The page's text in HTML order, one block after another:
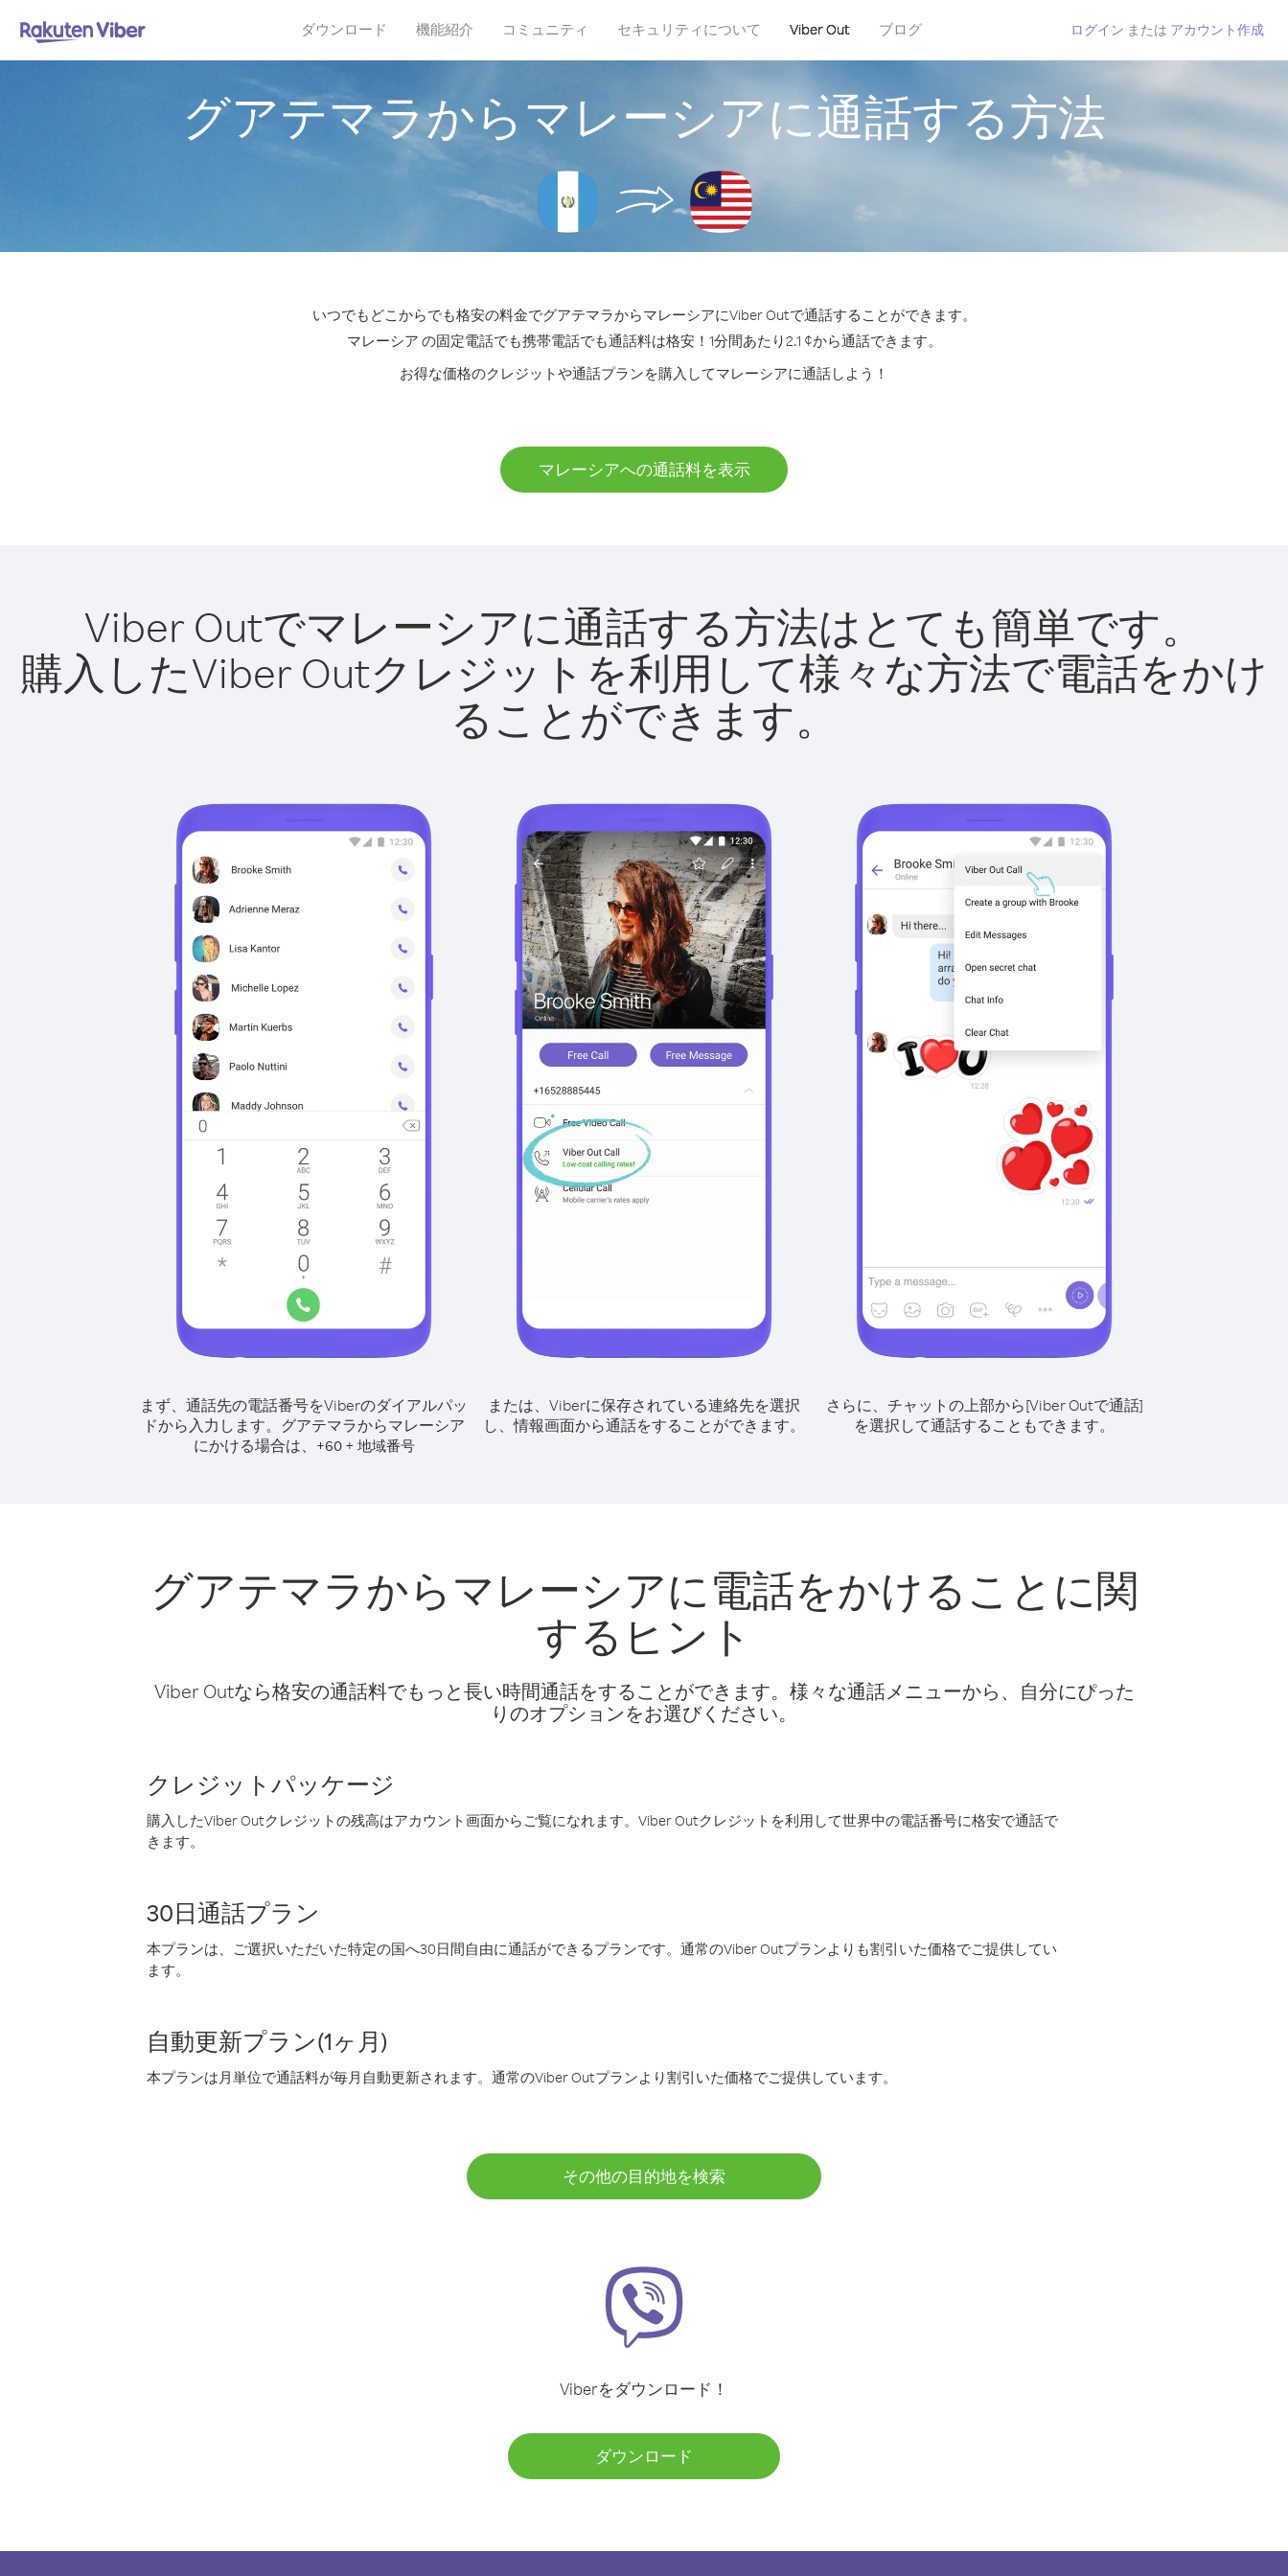
ダウンロード 機能紹介 コミュニティ セキュリティについて Viber Out ブログ ログイン または アカウント作成
グアテマラからマレーシアに通話する方法
いつでもどこからでも格安の料金でグアテマラからマレーシアにViber Outで通話することができます。
マレーシア の固定電話でも携帯電話でも通話料は格安！1分間あたり2.1 ¢から通話できます。
お得な価格のクレジットや通話プランを購入してマレーシアに通話しよう！
マレーシアへの通話料を表示
Viber Outでマレーシアに通話する方法はとても簡単です。
購入したViber Outクレジットを利用して様々な方法で電話をかけ
ることができます。
まず、通話先の電話番号をViberのダイアルパッ
ドから入力します。 グアテマラからマレーシア
にかける場合は、
+60+ 地域番号
または、Viberに保存されている連絡先を選択
し、情報画面から通話をすることができます。
さらに、チャットの上部から[Viber Outで通話]
を選択して通話することもできます。
グアテマラからマレーシアに電話をかけることに関
するヒント
Viber Outなら格安の通話料でもっと長い時間通話をすることができます。様々な通話メニューから、自分にぴった
りのオプションをお選びください。
クレジットパッケージ
購入したViber Outクレジットの残高はアカウント画面からご覧になれます。Viber Outクレジットを利用して世界中の電話番号に格安で通話で
きます。
30日通話プラン
本プランは、ご選択いただいた特定の国へ30日間自由に通話ができるプランです。通常のViber Outプランよりも割引いた価格でご提供してい
ます。
自動更新プラン(1ヶ月)
本プランは月単位で通話料が毎月自動更新されます。通常のViber Outプランより割引いた価格でご提供しています。
その他の目的地を検索
Viberをダウンロード！
ダウンロード